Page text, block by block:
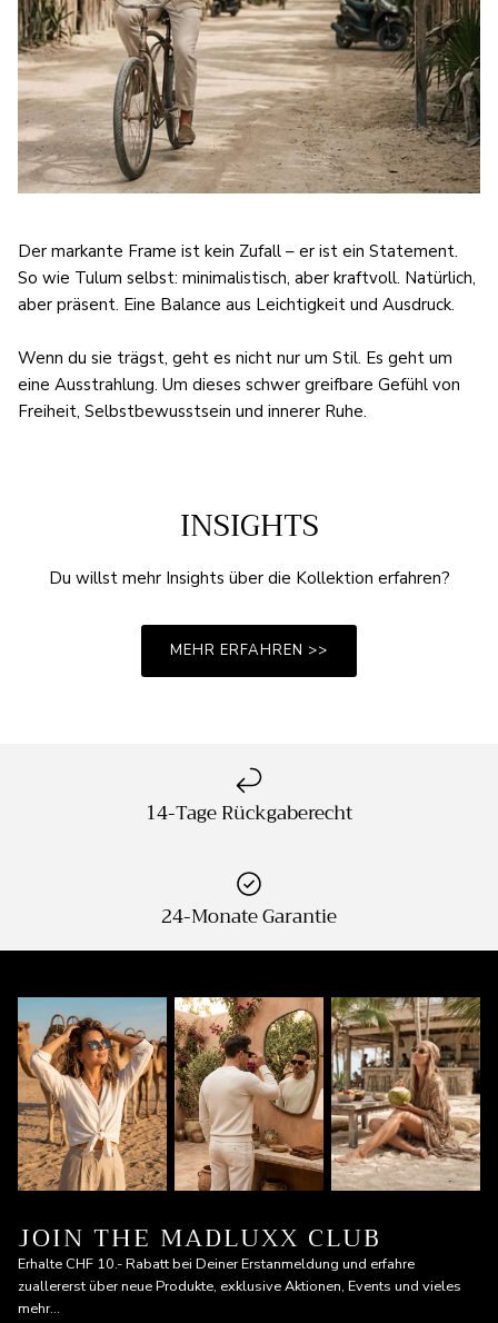
Der markante Frame ist kein Zufall – er ist ein Statement.
So wie Tulum selbst: minimalistisch, aber kraftvoll. Natürlich,
aber präsent. Eine Balance aus Leichtigkeit und Ausdruck.
Wenn du sie trägst, geht es nicht nur um Stil. Es geht um
eine Ausstrahlung. Um dieses schwer greifbare Gefühl von
Freiheit, Selbstbewusstsein und innerer Ruhe.
INSIGHTS
Du willst mehr Insights über die Kollektion erfahren?
MEHR ERFAHREN >>
14-Tage Rückgaberecht
24-Monate Garantie
JOIN THE MADLUXX CLUB
Erhalte CHF 10.- Rabatt bei Deiner Erstanmeldung und erfahre
zuallererst über neue Produkte, exklusive Aktionen, Events und vieles
mehr...